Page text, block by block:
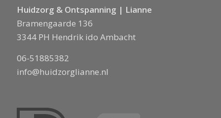
Huidzorg & Ontspanning | Lianne
Bramengaarde 136
3344 PH Hendrik ido Ambacht
06-51885382
info@huidzorglianne.nl